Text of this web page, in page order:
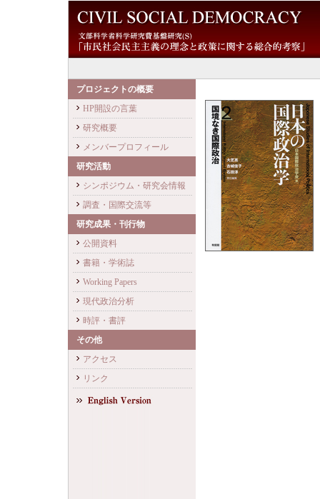
プロジェクトの概要
HP開設の言葉
研究概要
メンバープロフィール
研究活動
シンポジウム・研究会情報
調査・国際交流等
研究成果・刊行物
公開資料
書籍・学術誌
Working Papers
現代政治分析
時評・書評
その他
アクセス
リンク